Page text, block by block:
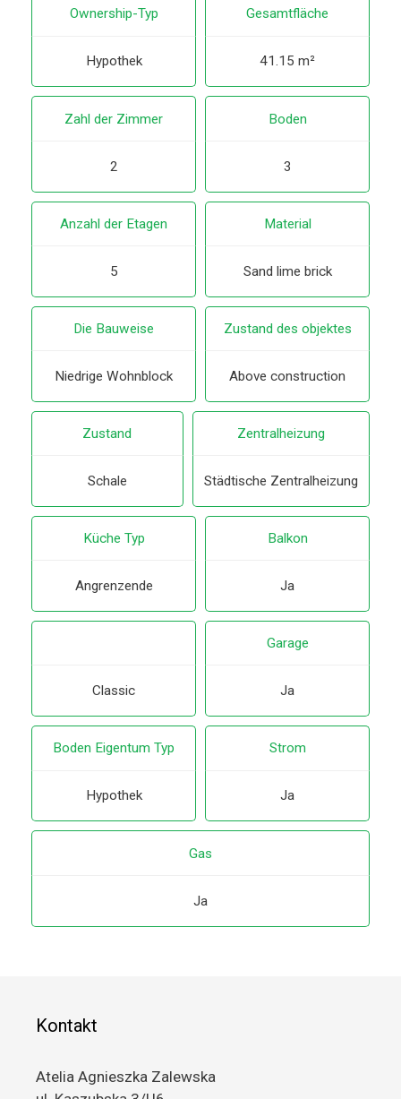
Ownership-Typ
Hypothek
Gesamtfläche
41.15 m²
Zahl der Zimmer
2
Boden
3
Anzahl der Etagen
5
Material
Sand lime brick
Die Bauweise
Niedrige Wohnblock
Zustand des objektes
Above construction
Zustand
Schale
Zentralheizung
Städtische Zentralheizung
Küche Typ
Angrenzende
Balkon
Ja
Classic
Garage
Ja
Boden Eigentum Typ
Hypothek
Strom
Ja
Gas
Ja
Kontakt
Atelia Agnieszka Zalewska